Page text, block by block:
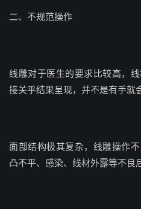
二、不规范操作
线雕对于医生的要求比较高，
接关乎结果呈现，并不是有手就
面部结构极其复杂，线雕操作
凸不平、感染、线材外露等不良